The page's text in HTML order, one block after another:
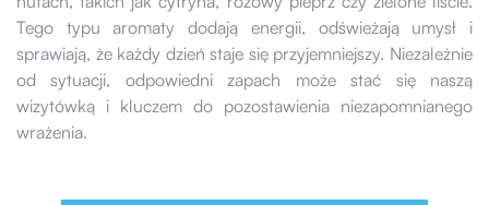
Tego typu aromaty dodają energii, odświeżają umysł i
sprawiają, że każdy dzień staje się przyjemniejszy. Niezależnie
od sytuacji, odpowiedni zapach może stać się naszą
wizytówką i kluczem do pozostawienia niezapomnianego
wrażenia.